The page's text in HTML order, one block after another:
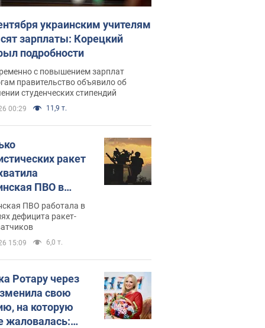
украинским учителям
зарплаты: Корецкий
подробности
с повышением зарплат
правительство объявило об
студенческих стипендий
00:29 11,9 т.
ракет
ПВО в
в Минобороны
цифру
ПВО работала в
дефицита ракет-
15:09 6,0 т.
Ротару через
свою
на которую
жаловалась: